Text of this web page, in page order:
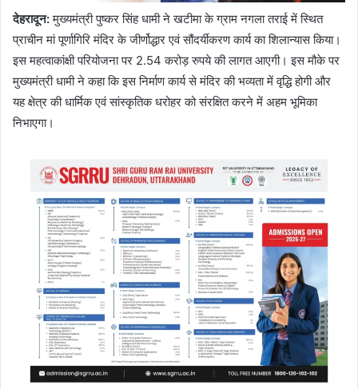
देहरादून:मुख्यमंत्री पुष्कर सिंह धामी ने खटीमा के ग्राम नगला तराई में स्थित
प्राचीन मां पूर्णागिरि मंदिर के जीर्णोद्धार एवं सौंदर्यीकरण कार्य का शिलान्यास किया।
इस महत्वाकांक्षी परियोजना पर 2.54 करोड़ रुपये की लागत आएगी। इस मौके पर
मुख्यमंत्री धामी ने कहा कि इस निर्माण कार्य से मंदिर की भव्यता में वृद्धि होगी और
यह क्षेत्र की धार्मिक एवं सांस्कृतिक धरोहर को संरक्षित करने में अहम भूमिका
निभाएगा।